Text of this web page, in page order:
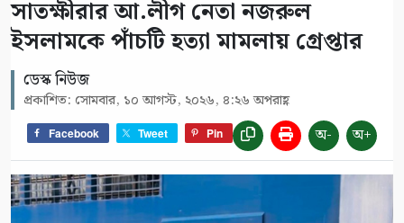
সাতক্ষীরার আ.লীগ নেতা নজরুল
ইসলামকে পাঁচটি হত্যা মামলায় গ্রেপ্তার
ডেস্ক নিউজ
প্রকাশিত: সোমবার, ১০ আগস্ট, ২০২৬, ৪:২৬ অপরাহ্ণ
Facebook Tweet Pin অ- অ+